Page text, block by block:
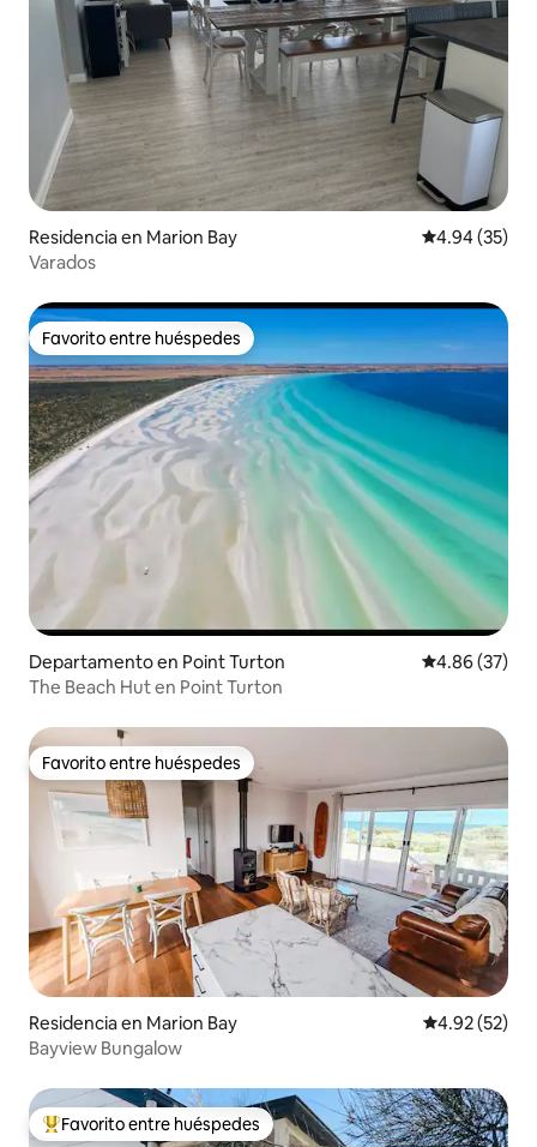
Residencia en Marion Bay Calificación
4.94 (35)
Varados
Favorito entre huéspedes
Favorito entre huéspedes
Departamento en Point Turton Calificación
4.86 (37)
The Beach Hut en Point Turton
Favorito entre huéspedes
Favorito entre huéspedes
Residencia en Marion Bay Calificación
4.92 (52)
Bayview Bungalow
De los mejores en Favorito entre huéspedes
Favorito entre huéspedes